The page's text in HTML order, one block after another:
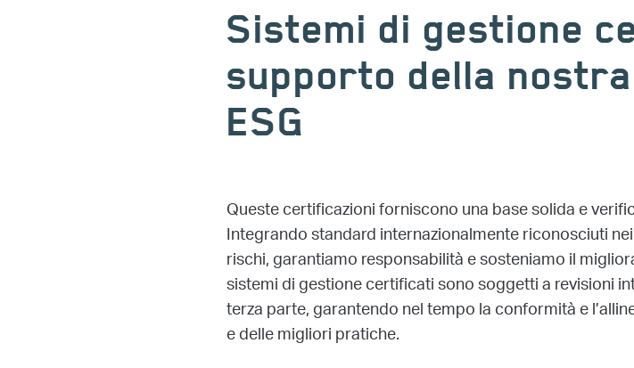
Sistemi di gestione
supporto della
ESG
Queste certificazioni forniscono una base solida e
Integrando standard internazionalmente riconosciuti
rischi, garantiamo responsabilità e sosteniamo il
sistemi di gestione certificati sono soggetti a revisioni
terza parte, garantendo nel tempo la conformità e
e delle migliori pratiche.